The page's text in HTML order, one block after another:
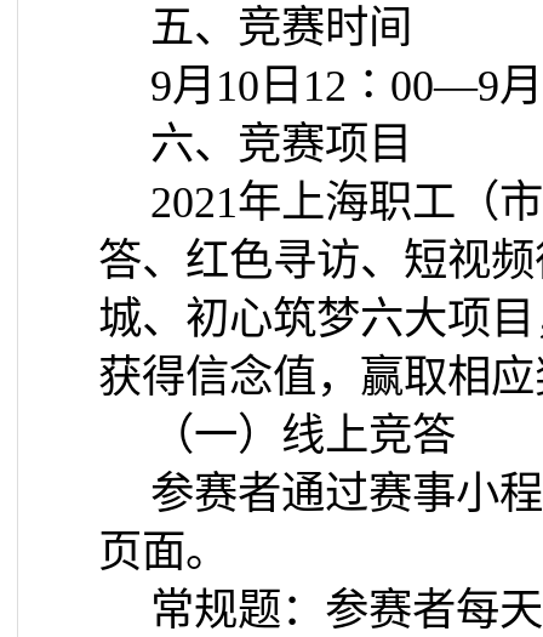
五、竞赛时间
9月 10 日 12 ∶ 00—9月
六、竞赛项目
2021年上海职工（
答、红色寻访、短视
城、初心筑梦六大项
获得信念值，赢取相
（一）线上竞答
参赛者通过赛事小
页面。
常规题：参赛者每